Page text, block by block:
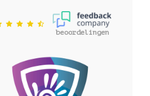
beoordelingen